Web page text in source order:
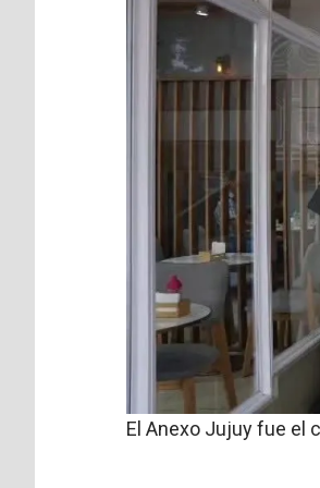
El Anexo Jujuy fue el